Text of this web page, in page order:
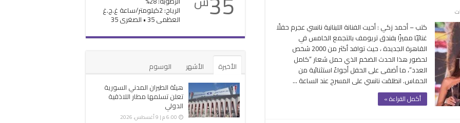
حضور
جماهيري
ضخم
في
حفل
نانسي
عجرم
بالقاهرة
الجديدة
كتب – أحمد زكي : أحيت الفنانة اللبنانية نانسي عجرم حفلًا
غنائيًا مميزًا بفندق تريومف بالتجمع الخامس في
القاهرة الجديدة ، حيث توافد أكثر من 2000 شخص
لحضور هذا الحدث الضخم الذي حمل شعار “كامل
العدد”، ما أضفى على الحفل أجواءً استثنائية من
الحماس. انطلقت نانسي على المسرح عند الساعة …
أكمل القراءة »
الرياح: 2كيلومتر/ساعة غ.ج.غ
العظمى 35 • الصغرى 35
الأخيرة الأشهر
الوسوم
هيئة الطيران المدني السورية
تعلن تسلمها مطار اللاذقية
الدولي
6:00 م | 9 أغسطس، 2026